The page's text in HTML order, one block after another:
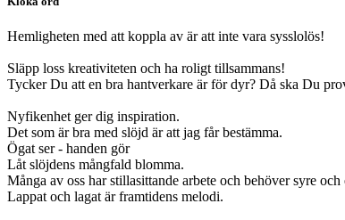
Hemligheten med att koppla av är att inte vara sysslolös!
Släpp loss kreativiteten och ha roligt tillsammans!
Tycker Du att en bra hantverkare är för dyr? Då ska Du
Nyfikenhet ger dig inspiration.
Det som är bra med slöjd är att jag får bestämma.
Ögat ser - handen gör
Låt slöjdens mångfald blomma.
Många av oss har stillasittande arbete och behöver syre
Lappat och lagat är framtidens melodi.